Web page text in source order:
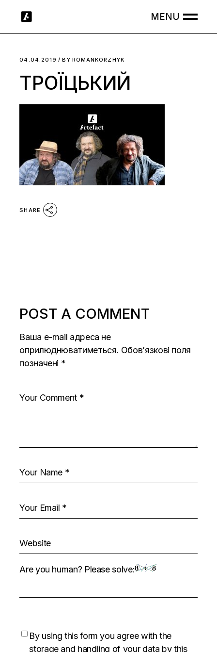
04.04.2019 BY ROMANKORZHYK
ТРОЇЦЬКИЙ
SHARE
POST A COMMENT
Ваша e-mail адреса не
оприлюднюватиметься. Обов’язкові поля
позначені *
Are you human? Please solve:
By using this form you agree with the
storage and handling of your data by this